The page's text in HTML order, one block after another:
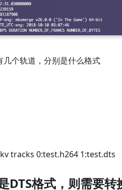
个轨道，分别是什么格式
tracks 0:test.h264 1:test.dts
DTS格式，则需要转